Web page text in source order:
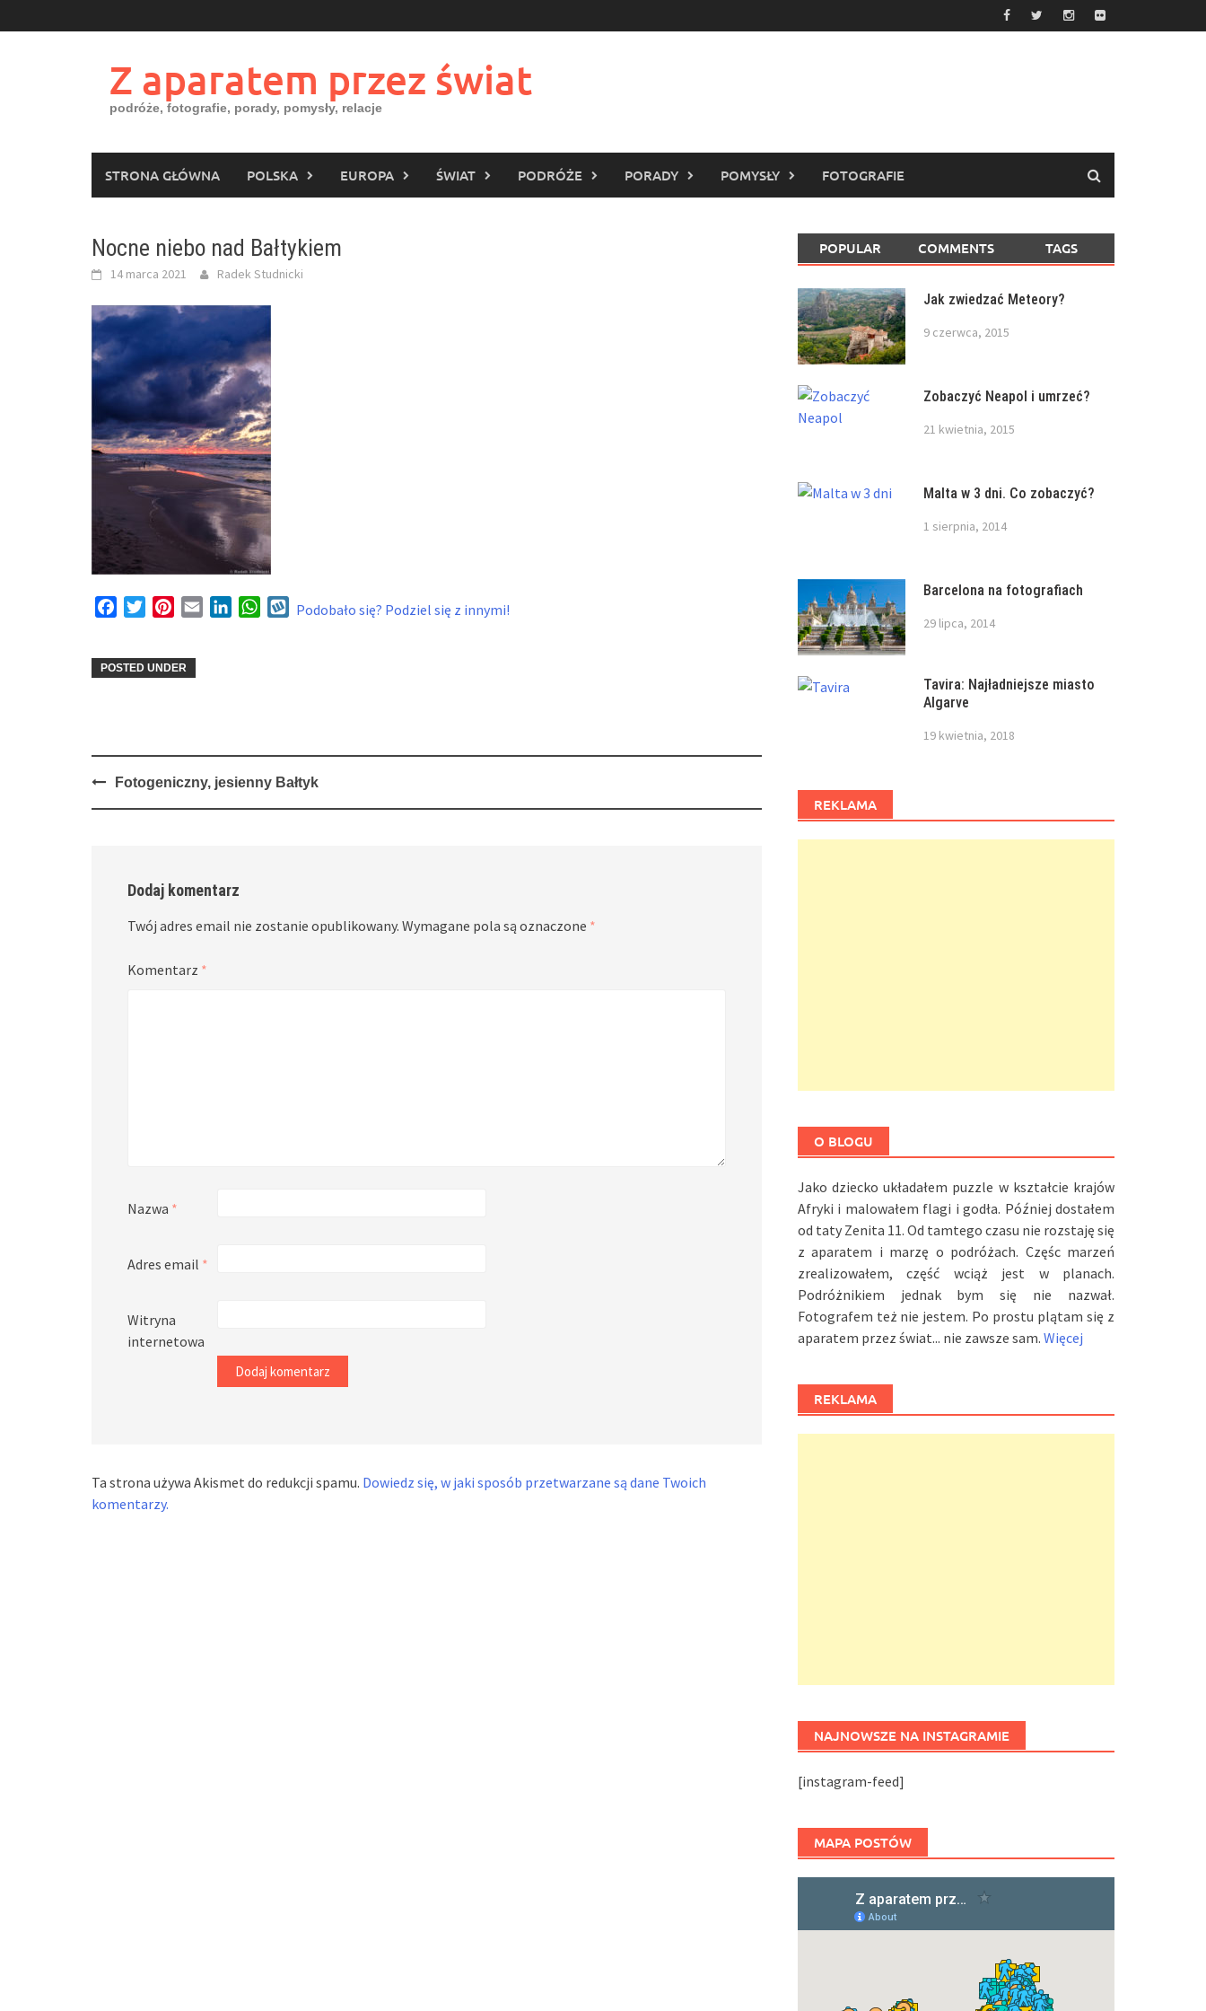
to
Z aparatem przez świat
podróże, fotografie, porady, pomysły, relacje
STRONA GŁÓWNA POLSKA EUROPA ŚWIAT PODRÓŻE PORADY POMYSŁY FOTOGRAFIE
Nocne niebo nad Bałtykiem
14 marca 2021 Radek Studnicki
FacebookTwitterPinterest
Email LinkedInWhatsApp
Wykop
Podobało się? Podziel się z innymi!
POSTED UNDER
PostFotogeniczny, jesienny Bałtyk
Dodaj komentarz
Twój adres email nie zostanie opublikowany. Wymagane pola są oznaczone *
Komentarz *
Nazwa *
Adres email *
Witryna
internetowa
Ta strona używa Akismet do redukcji spamu. Dowiedz się, w jaki sposób przetwarzane są dane Twoich
komentarzy.
POPULAR COMMENTS TAGS
Jak zwiedzać Meteory?
9 czerwca, 2015
Zobaczyć Neapol i umrzeć?
21 kwietnia, 2015
Malta w 3 dni. Co zobaczyć?
1 sierpnia, 2014
Barcelona na fotografiach
29 lipca, 2014
Tavira: Najładniejsze miasto
Algarve
19 kwietnia, 2018
REKLAMA
O BLOGU
Jako dziecko układałem puzzle w kształcie krajów
Afryki i malowałem flagi i godła. Później dostałem
od taty Zenita 11. Od tamtego czasu nie rozstaję się
z aparatem i marzę o podróżach. Częśc marzeń
zrealizowałem, część wciąż jest w planach.
Podróżnikiem jednak bym się nie nazwał.
Fotografem też nie jestem. Po prostu plątam się z
aparatem przez świat... nie zawsze sam. Więcej
REKLAMA
NAJNOWSZE NA INSTAGRAMIE
[instagram-feed]
MAPA POSTÓW